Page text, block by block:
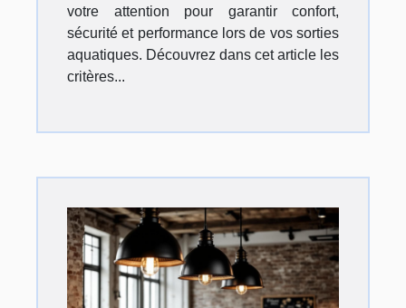
votre attention pour garantir confort,
sécurité et performance lors de vos sorties
aquatiques. Découvrez dans cet article les
critères...